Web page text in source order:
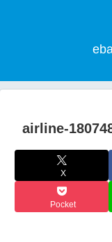
airline-
X
Pocket